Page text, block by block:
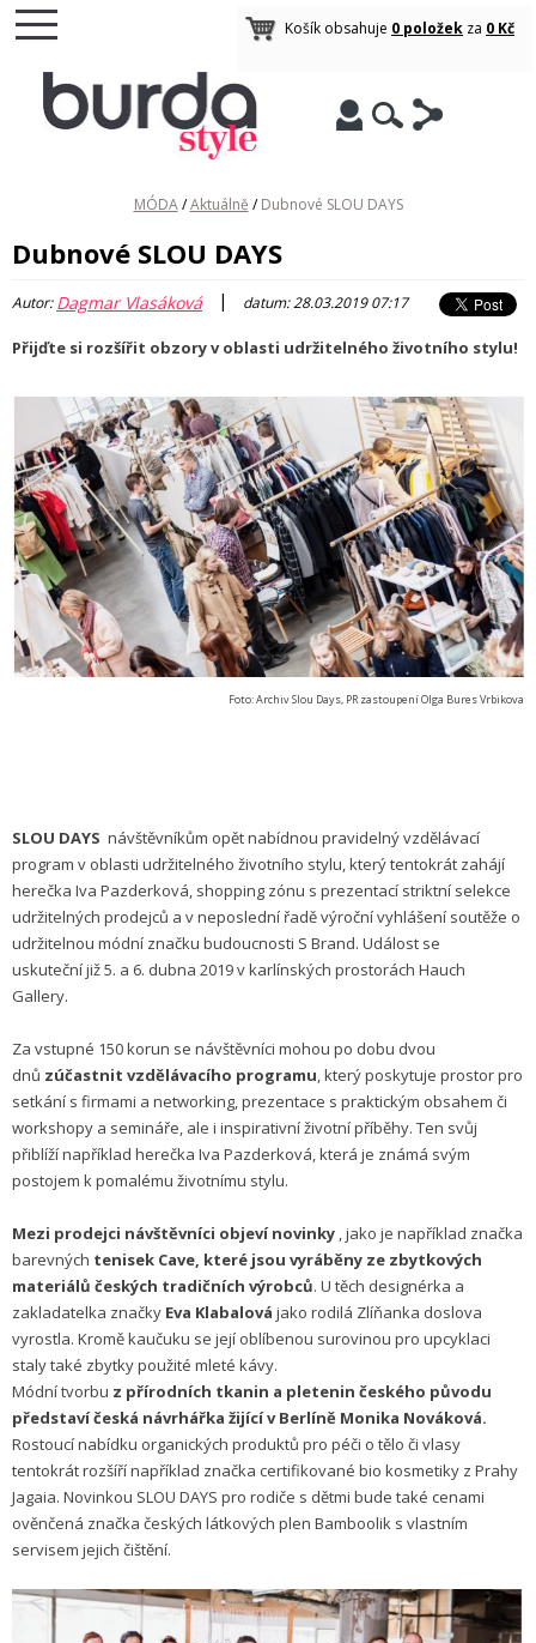
Košík obsahuje 0 položek za 0 Kč
MÓDA / Aktuálně / Dubnové SLOU DAYS
Dubnové SLOU DAYS
Autor:Dagmar Vlasáková | datum: 28.03.2019 07:17
Přijďte si rozšířit obzory v oblasti udržitelného životního stylu!
Foto: Archiv Slou Days, PR zastoupení Olga Bures Vrbikova
SLOU DAYS návštěvníkům opět nabídnou pravidelný vzdělávací
program v oblasti udržitelného životního stylu, který tentokrát zahájí
herečka Iva Pazderková, shopping zónu s prezentací striktní selekce
udržitelných prodejců a v neposlední řadě výroční vyhlášení soutěže o
udržitelnou módní značku budoucnosti S Brand. Událost se
uskuteční již 5. a 6. dubna 2019 v karlínských prostorách Hauch
Gallery.
Za vstupné 150 korun se návštěvníci mohou po dobu dvou
dnů zúčastnit vzdělávacího programu, který poskytuje prostor pro
setkání s firmami a networking, prezentace s praktickým obsahem či
workshopy a semináře, ale i inspirativní životní příběhy. Ten svůj
přiblíží například herečka Iva Pazderková, která je známá svým
postojem k pomalému životnímu stylu.
Mezi prodejci návštěvníci objeví novinky , jako je například značka
barevných tenisek Cave, které jsou vyráběny ze zbytkových
materiálů českých tradičních výrobců. U těch designérka a
zakladatelka značky Eva Klabalová jako rodilá Zlíňanka doslova
vyrostla. Kromě kaučuku se její oblíbenou surovinou pro upcyklaci
staly také zbytky použité mleté kávy.
Módní tvorbu z přírodních tkanin a pletenin českého původu
představí česká návrhářka žijící v Berlíně Monika Nováková.
Rostoucí nabídku organických produktů pro péči o tělo či vlasy
tentokrát rozšíří například značka certifikované bio kosmetiky z Prahy
Jagaia. Novinkou SLOU DAYS pro rodiče s dětmi bude také cenami
ověnčená značka českých látkových plen Bamboolik s vlastním
servisem jejich čištění.